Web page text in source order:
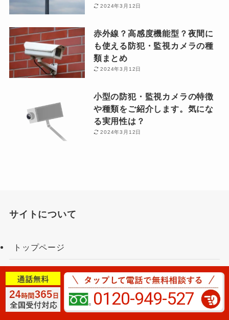
2024年3月12日
赤外線？高感度機能型？夜間に
も使える防犯・監視カメラの種
類まとめ
2024年3月12日
小型の防犯・監視カメラの特徴
や種類をご紹介します。気にな
る実用性は？
2024年3月12日
0120-949-527
サイトについて
トップページ
料金のご案内
記事一覧